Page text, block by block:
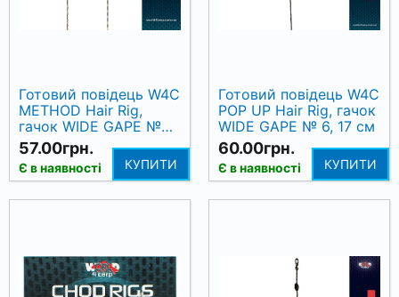
Готовий повідець W4C
METHOD Hair Rig,
гачок WIDE GAPE №
10, 12 см (2 шт)
57.00грн.
Є в наявності КУПИТИ
Готовий повідець W4C
POP UP Hair Rig, гачок
WIDE GAPE № 6, 17 см
60.00грн.
Є в наявності КУПИТИ